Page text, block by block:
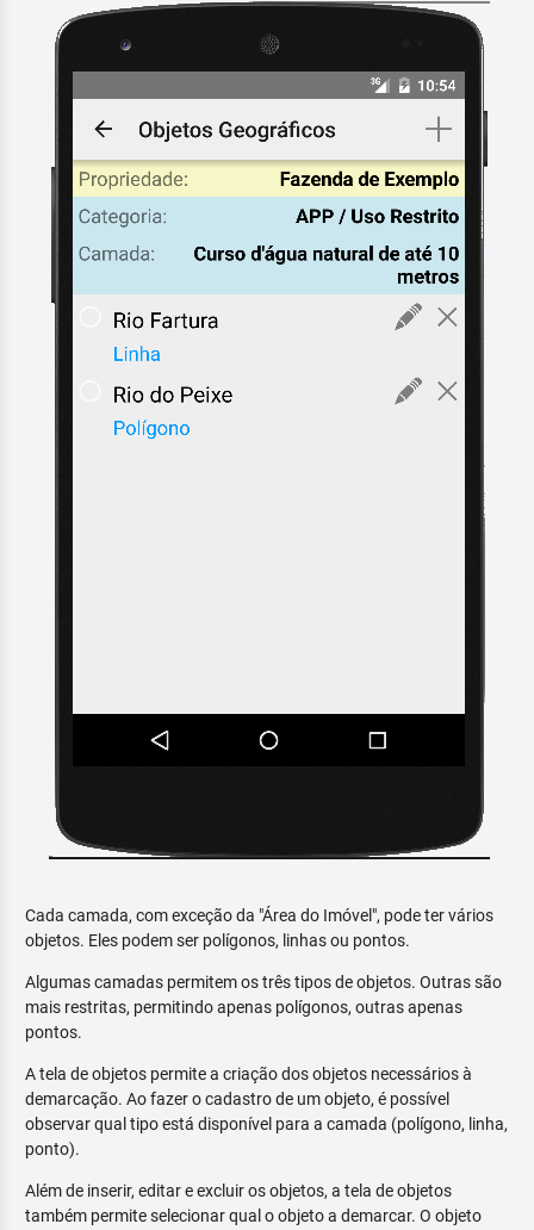
Cada camada, com exceção da "Área do Imóvel", pode ter vários
objetos. Eles podem ser polígonos, linhas ou pontos.
Algumas camadas permitem os três tipos de objetos. Outras são
mais restritas, permitindo apenas polígonos, outras apenas
pontos.
A tela de objetos permite a criação dos objetos necessários à
demarcação. Ao fazer o cadastro de um objeto, é possível
observar qual tipo está disponível para a camada (polígono, linha,
ponto).
Além de inserir, editar e excluir os objetos, a tela de objetos
também permite selecionar qual o objeto a demarcar. O objeto